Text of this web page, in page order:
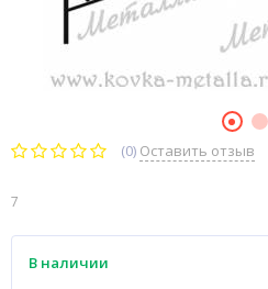
(0) Оставить отзыв
7
В наличии